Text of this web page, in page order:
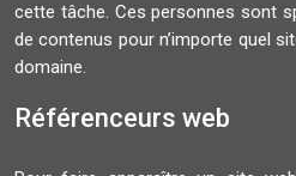
cette tâche. Ces personnes sont
de contenus pour n’importe quel
domaine.
Référenceurs web